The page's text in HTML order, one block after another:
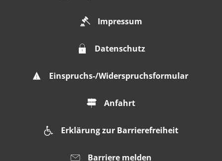
Impressum
Datenschutz
Einspruchs-/Widerspruchsformular
Anfahrt
Erklärung zur Barrierefreiheit
Barriere melden